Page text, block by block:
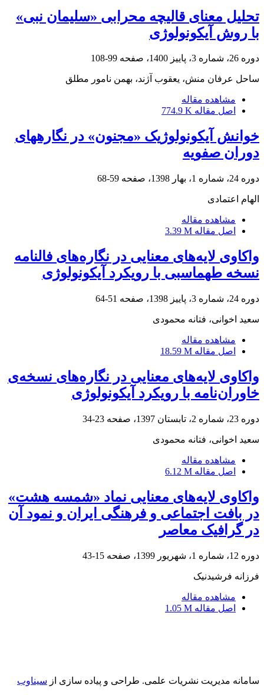
تحلیل معنای قالیچه محرابی «سلیمان نبی»
با روش آیکونولوژی
دوره 26، شماره 3، پاییز 1400، صفحه 99-108
ساحل عرفان منش، یعقوب آژند، بهمن نامور مطلق
مشاهده مقاله
اصل مقاله 774.9 K
خوانش آیکونولوژیک «مجنون» در نگارههای
دوران صفویه
دوره 24، شماره 1، بهار 1398، صفحه 59-68
الهام اعتمادی
مشاهده مقاله
اصل مقاله 3.39 M
واکاوی لایه‌های معنایی در نگاره‌های فالنامه
نسخه طهماسبی با رویکرد آیکونولوژی
دوره 24، شماره 3، پاییز 1398، صفحه 51-64
سعید اخوانی، فتانه محمودی
مشاهده مقاله
اصل مقاله 18.59 M
واکاوی لایه‌های معنایی در نگاره‌های نسخه‌ی
خاوران‌نامه با رویکرد آیکونولوژی
دوره 23، شماره 2، تابستان 1397، صفحه 23-34
سعید اخوانی، فتانه محمودی
مشاهده مقاله
اصل مقاله 6.12 M
واکاوی لایه‌های معنایی نماد «شمسه هشت»
در بافت اجتماعی و فرهنگی ایران و نمود آن
در گرافیک معاصر
دوره 12، شماره 1، شهریور 1399، صفحه 15-43
فرزانه فرشیدنیک
مشاهده مقاله
اصل مقاله 1.05 M
سامانه مدیریت نشریات علمی. طراحی و پیاده سازی از سیناوب